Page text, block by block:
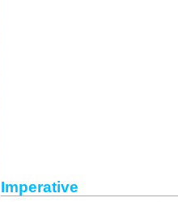
Imperative